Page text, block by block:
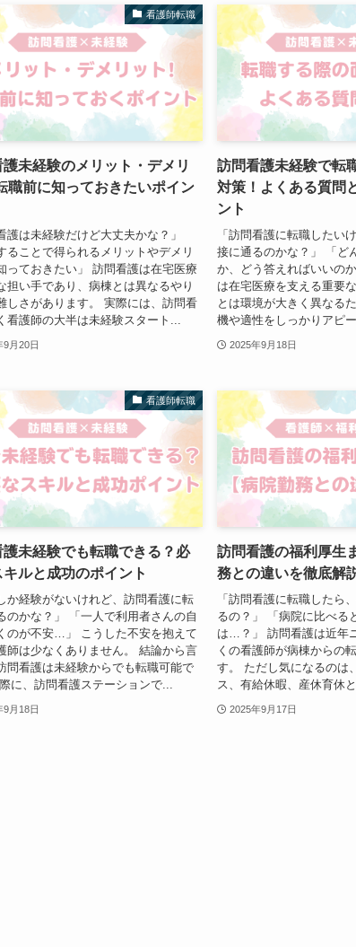
看護師転職
未経験のメリット・デメリ
職前に知っておきたいポイン
護は未経験だけど大丈夫かな？」
ることで得られるメリットやデメリ
っておきたい」 訪問看護は在宅医療
担い手であり、病棟とは異なるやり
しさがあります。 実際には、訪問看
看護師の大半は未経験スタート...
9月20日
訪問看護未経験で転
対策！よくある質問
ント
「訪問看護に転職したい
接に通るのかな？」 「ど
か、どう答えればいいの
は在宅医療を支える重要
とは環境が大きく異なる
機や適性をしっかりアピ
2025年9月18日
看護師転職
護未経験でも転職できる？必
ルと成功のポイント
か経験がないけれど、訪問看護に転
のかな？」 「一人で利用者さんの自
のが不安…」 こうした不安を抱えて
師は少なくありません。 結論から言
問看護は未経験からでも転職可能で
に、訪問看護ステーションで...
9月18日
訪問看護の福利厚生
務との違いを徹底解
「訪問看護に転職したら
るの？」 「病院に比べる
は…？」 訪問看護は近年
くの看護師が病棟からの
す。 ただし気になるのは
ス、有給休暇、産休育休
2025年9月17日